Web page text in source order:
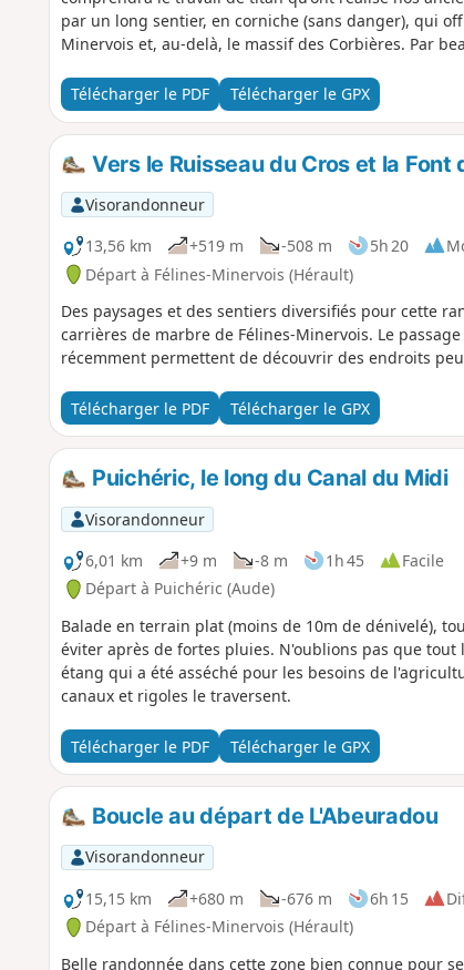
par un long sentier, en corniche (sans danger), qui
Minervois et, au-delà, le massif des Corbières. Par
Télécharger le PDF
Télécharger le GPX
Vers le Ruisseau du Cros et la Font
Visorandonneur
13,56 km
+519 m -508 m 5h 20
Départ à Félines-Minervois (Hérault)
Des paysages et des sentiers diversifiés pour cette
carrières de marbre de Félines-Minervois. Le
récemment permettent de découvrir des endroits
Télécharger le PDF Télécharger le GPX
Puichéric, le long du Canal du Midi
Visorandonneur
6,01 km
+9 m -8 m 1h 45
Facile
Départ à Puichéric (Aude)
Balade en terrain plat (moins de 10m de dénivelé),
éviter après de fortes pluies. N'oublions pas que
étang qui a été asséché pour les besoins de
canaux et rigoles le traversent.
Télécharger le PDF Télécharger le GPX
Boucle au départ de L'Abeuradou
Visorandonneur
15,15 km
+680 m -676 m 6h 15
Départ à Félines-Minervois (Hérault)
Belle randonnée dans cette zone bien connue pour